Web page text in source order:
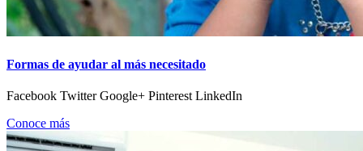
Formas de ayudar al más necesitado
Facebook Twitter Google+ Pinterest LinkedIn
Conoce más